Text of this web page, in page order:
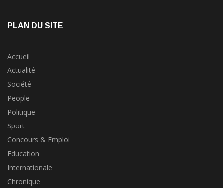
PLAN DU SITE
Accueil
Actualité
Société
People
Politique
Sport
Concours & Emploi
Education
Internationale
Chronique